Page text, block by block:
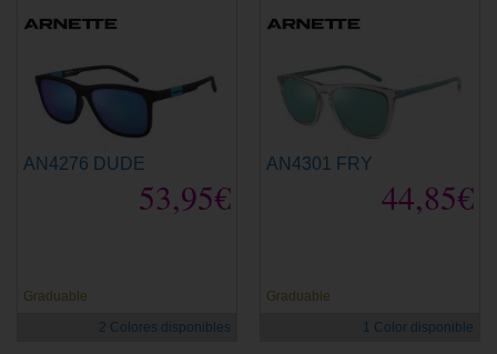
AN4276 DUDE
53,95€
Graduable
2 Colores disponibles
AN4301 FRY
44,85€
Graduable
1 Color disponible